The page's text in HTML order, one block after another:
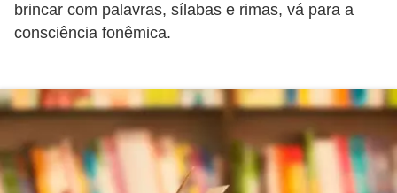
brincar com palavras, sílabas e rimas, vá para a
consciência fonêmica.
a
r
v
e
s
t